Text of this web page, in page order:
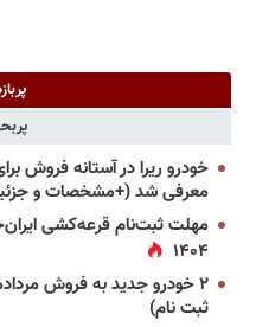
خودرو ریرا در آستانه فروش
معرفی شد (+مشخصات و
مهلت ثبت‌نام قرعه‌کشی
۱۴۰۴
۲ خودرو جدید به فروش
ثبت نام)